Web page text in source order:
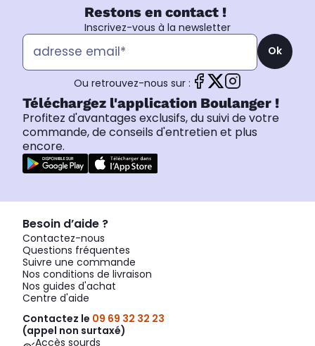
Restons en contact !
Inscrivez-vous à la newsletter
Ok
Ou retrouvez-nous sur :
Téléchargez l'application Boulanger !
Profitez d'avantages exclusifs, du suivi de votre
commande, de conseils d'entretien et plus
encore.
Besoin d’aide ?
Contactez-nous
Questions fréquentes
Suivre une commande
Nos conditions de livraison
Nos guides d'achat
Centre d'aide
Contactez le 09 69 32 32 23
(appel non surtaxé)
Accès sourds